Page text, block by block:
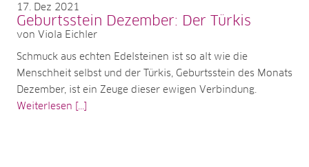
17 Dez 2021
Geburtsstein Dezember: Der Türkis
von Viola Eichler
Schmuck aus echten Edelsteinen ist so alt wie die
Menschheit selbst und der Türkis, Geburtsstein des Monats
Dezember, ist ein Zeuge dieser ewigen Verbindung.
Weiterlesen [...]